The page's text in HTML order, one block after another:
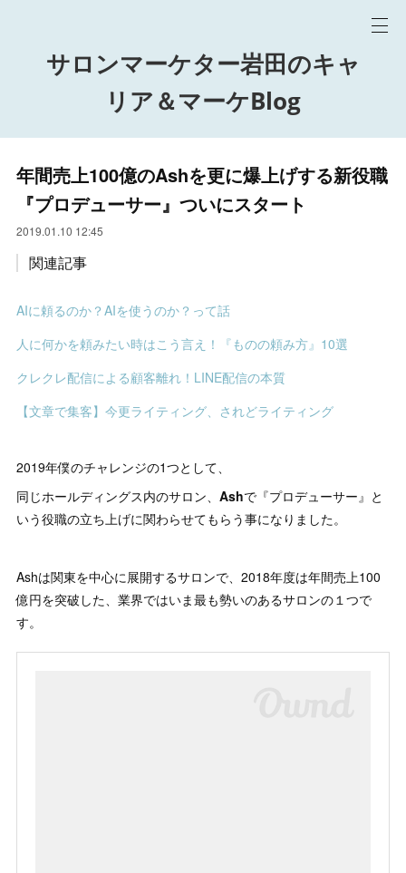
サロンマーケター岩田のキャ
リア＆マーケBlog
年間売上100億のAshを更に爆上げする新役職
『プロデューサー』ついにスタート
2019.01.10 12:45
関連記事
AIに頼るのか？AIを使うのか？って話
人に何かを頼みたい時はこう言え！『ものの頼み方』10選
クレクレ配信による顧客離れ！LINE配信の本質
【文章で集客】今更ライティング、されどライティング
2019年僕のチャレンジの1つとして、
同じホールディングス内のサロン、Ashで『プロデューサー』と
いう役職の立ち上げに関わらせてもらう事になりました。
Ashは関東を中心に展開するサロンで、2018年度は年間売上100
億円を突破した、業界ではいま最も勢いのあるサロンの１つで
す。